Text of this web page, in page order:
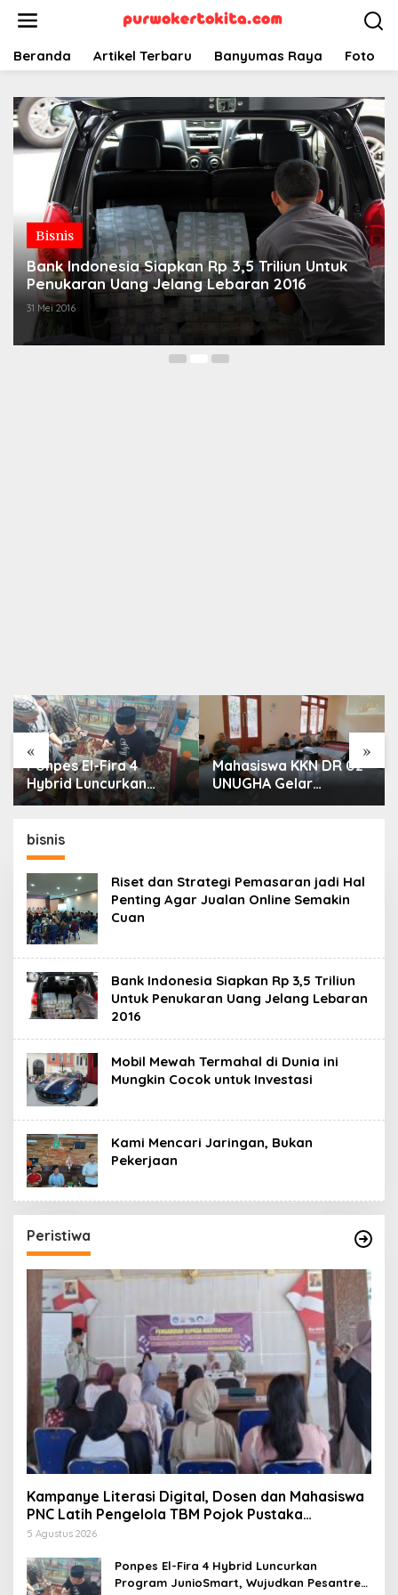
Beranda Artikel Terbaru Banyumas Raya Foto
Bisnis
Bank Indonesia Siapkan Rp 3,5 Triliun Untuk
Penukaran Uang Jelang Lebaran 2016
31 Mei 2016
« »
Ponpes El-Fira 4
Hybrid Luncurkan
Program JunioSmart,
Digital
Mahasiswa KKN DR 02
UNUGHA Gelar
bisnis
Riset dan Strategi Pemasaran jadi Hal
Penting Agar Jualan Online Semakin
Cuan
Bank Indonesia Siapkan Rp 3,5 Triliun
Untuk Penukaran Uang Jelang Lebaran
2016
Mobil Mewah Termahal di Dunia ini
Mungkin Cocok untuk Investasi
Kami Mencari Jaringan, Bukan
Pekerjaan
Peristiwa
Kampanye Literasi Digital, Dosen dan Mahasiswa
PNC Latih Pengelola TBM Pojok Pustaka
Majenang Produksi Konten Medsos
5 Agustus 2026
Ponpes El-Fira 4 Hybrid Luncurkan
Program JunioSmart, Wujudkan Pesantren